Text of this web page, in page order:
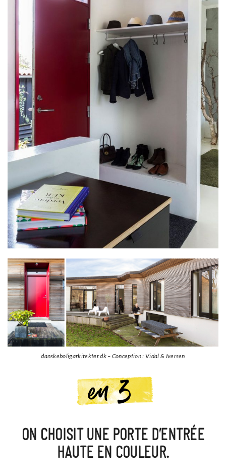
danskeboligarkitekter.dk – Conception : Vidal & Iversen
ON CHOISIT UNE PORTE D’ENTRÉE
HAUTE EN COULEUR.